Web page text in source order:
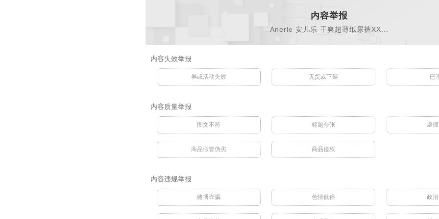
内容举报
Anerle 安儿乐 干爽超薄纸尿裤XX...
内容失效举报
券或活动失效 无货或下架 已
内容质量举报
图文不符 标题夸张 虚
商品假冒伪劣 商品侵权
内容违规举报
赌博诈骗 色情低俗 政